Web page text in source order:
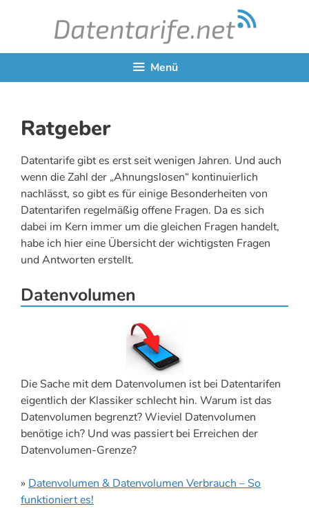
Menü
Ratgeber
Datentarife gibt es erst seit wenigen Jahren. Und auch
wenn die Zahl der „Ahnungslosen“ kontinuierlich
nachlässt, so gibt es für einige Besonderheiten von
Datentarifen regelmäßig offene Fragen. Da es sich
dabei im Kern immer um die gleichen Fragen handelt,
habe ich hier eine Übersicht der wichtigsten Fragen
und Antworten erstellt.
Datenvolumen
Die Sache mit dem Datenvolumen ist bei Datentarifen
eigentlich der Klassiker schlecht hin. Warum ist das
Datenvolumen begrenzt? Wieviel Datenvolumen
benötige ich? Und was passiert bei Erreichen der
Datenvolumen-Grenze?
» Datenvolumen & Datenvolumen Verbrauch – So
funktioniert es!